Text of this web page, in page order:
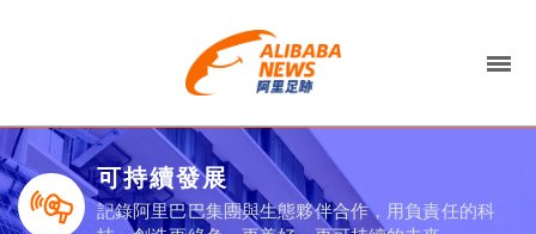
可持續發展
記錄阿里巴巴集團與生態夥伴合作，用負責任的科